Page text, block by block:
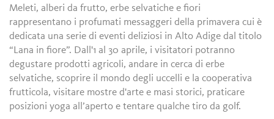
Meleti, alberi da frutto, erbe selvatiche e fiori
rappresentano i profumati messaggeri della primavera cui è
dedicata una serie di eventi deliziosi in Alto Adige dal titolo
“Lana in fiore”. Dall'1 al 30 aprile, i visitatori potranno
degustare prodotti agricoli, andare in cerca di erbe
selvatiche, scoprire il mondo degli uccelli e la cooperativa
frutticola, visitare mostre d'arte e masi storici, praticare
posizioni yoga all’aperto e tentare qualche tiro da golf.